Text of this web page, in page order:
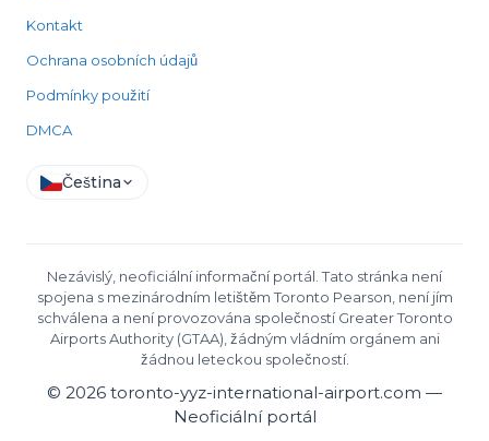
Kontakt
Ochrana osobních údajů
Podmínky použití
DMCA
Čeština
Nezávislý, neoficiální informační portál. Tato stránka není
spojena s mezinárodním letištěm Toronto Pearson, není jím
schválena a není provozována společností Greater Toronto
Airports Authority (GTAA), žádným vládním orgánem ani
žádnou leteckou společností.
© 2026 toronto-yyz-international-airport.com —
Neoficiální portál